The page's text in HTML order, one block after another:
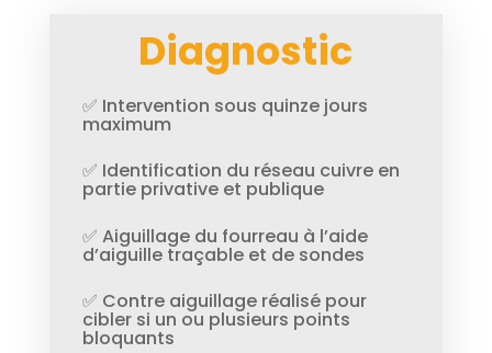
Diagnostic
✅ Intervention sous quinze jours
maximum
✅ Identification du réseau cuivre en
partie privative et publique
✅ Aiguillage du fourreau à l’aide
d’aiguille traçable et de sondes
✅ Contre aiguillage réalisé pour
cibler si un ou plusieurs points
bloquants